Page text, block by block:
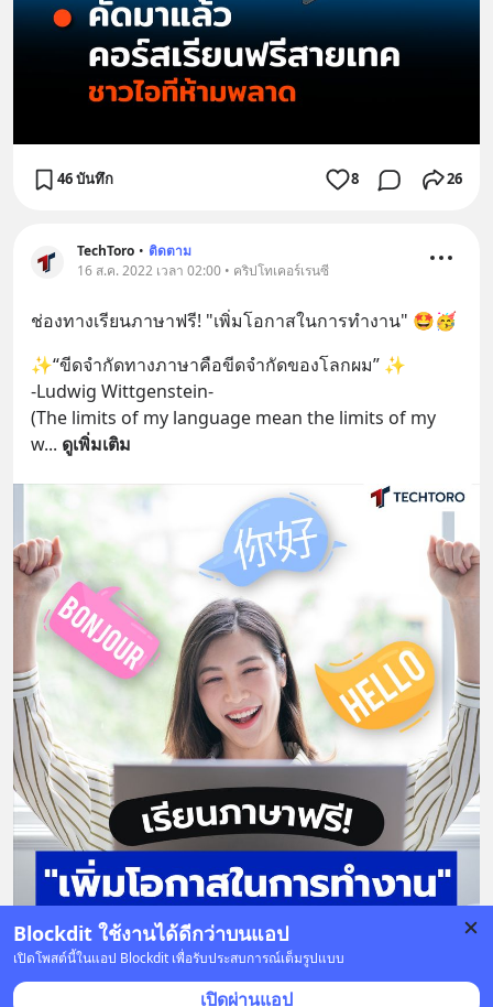
Blockdit ใช้งานได้ดีกว่าบนแอป
เปิดโพสต์นี้ในแอป Blockdit เพื่อรับประสบการณ์เต็มรูปแบบ
เปิดผ่านแอป
46 บันทึก 8 26
TechToro • ติดตาม
16 ส.ค. 2022 เวลา 02:00 • คริปโทเคอร์เรนซี
ช่องทางเรียนภาษาฟรี! "เพิ่มโอกาสในการทำงาน" 🤩🥳
✨“ขีดจำกัดทางภาษาคือขีดจำกัดของโลกผม” ✨
-Ludwig Wittgenstein-
(The limits of my language mean the limits of my
w... ดูเพิ่มเติม
9 บันทึก 4 7